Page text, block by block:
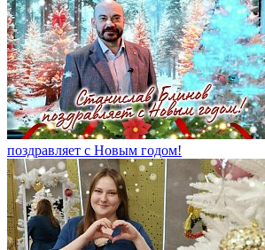
поздравляет с Новым годом!